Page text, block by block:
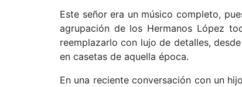
Este señor era un músico completo,
agrupación de los Hermanos López
reemplazarlo con lujo de detalles,
en casetas de aquella época.
En una reciente conversación con un